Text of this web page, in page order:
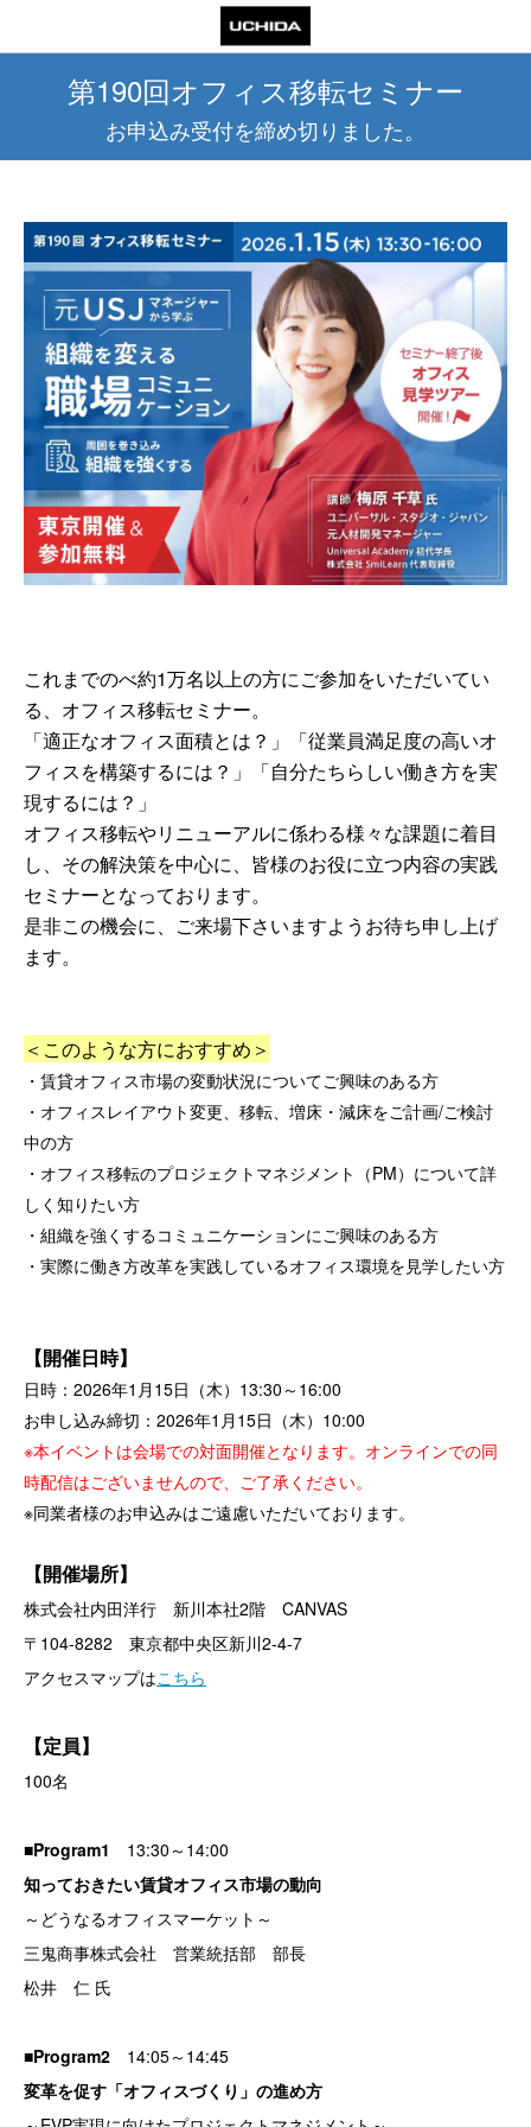
第190回オフィス移転セミナー
お申込み受付を締め切りました。
これまでのべ約1万名以上の方にご参加をいただいてい
る、オフィス移転セミナー。
「適正なオフィス面積とは？」「従業員満足度の高いオ
フィスを構築するには？」「自分たちらしい働き方を実
現するには？」
オフィス移転やリニューアルに係わる様々な課題に着目
し、その解決策を中心に、皆様のお役に立つ内容の実践
セミナーとなっております。
是非この機会に、ご来場下さいますようお待ち申し上げ
ます。
＜このような方におすすめ＞
・賃貸オフィス市場の変動状況についてご興味のある方
・オフィスレイアウト変更、移転、増床・減床をご計画/ご検討
中の方
・オフィス移転のプロジェクトマネジメント（PM）について詳
しく知りたい方
・組織を強くするコミュニケーションにご興味のある方
・実際に働き方改革を実践しているオフィス環境を見学したい方
【開催日時】
日時：2026年1月15日（木）13:30～16:00
お申し込み締切：2026年1月15日（木）10:00
※本イベントは会場での対面開催となります。オンラインでの同
時配信はございませんので、ご了承ください。
※同業者様のお申込みはご遠慮いただいております。
【開催場所】
株式会社内田洋行 新川本社2階 CANVAS
〒104-8282 東京都中央区新川2-4-7
アクセスマップはこちら
【定員】
100名
■Program1
13:30～14:00
知っておきたい賃貸オフィス市場の動向
～どうなるオフィスマーケット～
三鬼商事株式会社 営業統括部 部長
松井 仁 氏
■Program2
14:05～14:45
変革を促す「オフィスづくり」の進め方